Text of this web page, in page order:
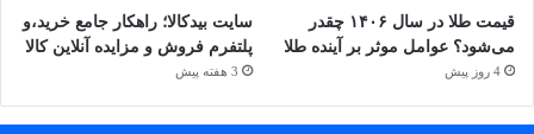
قیمت طلا در سال ۱۴۰۶ چقدر
می‌شود؟ عوامل موثر بر آینده طلا
4 روز پیش
سایت بیدکالا؛ راهکار جامع خرید،و
پلتفرم فروش و مزایده آنلاین کالا
3 هفته پیش